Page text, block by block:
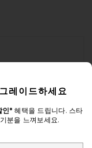
습니다. 언제든지 수신 거
레이드하세요
인*혜택을 드립니다. 스타
분을 느껴보세요.